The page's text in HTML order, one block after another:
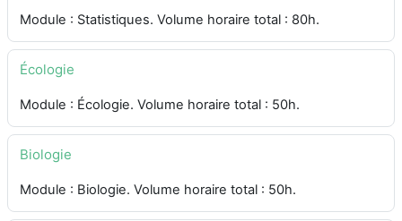
Module : Statistiques. Volume horaire total : 80h.
Écologie
Module : Écologie. Volume horaire total : 50h.
Biologie
Module : Biologie. Volume horaire total : 50h.